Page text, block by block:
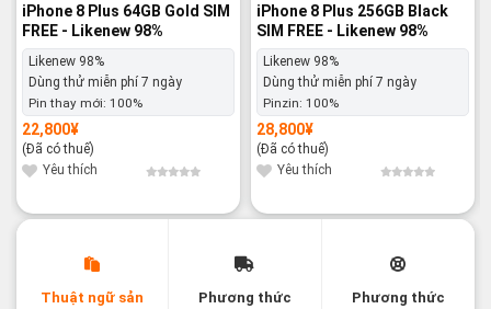
iPhone 8 Plus 64GB Gold SIM
FREE - Likenew 98%
Likenew 98%
Dùng thử miễn phí 7 ngày
Pin thay mới: 100%
22,800¥
(Đã có thuế)
Yêu thích
iPhone 8 Plus 256GB Black
SIM FREE - Likenew 98%
Likenew 98%
Dùng thử miễn phí 7 ngày
Pinzin: 100%
28,800¥
(Đã có thuế)
Yêu thích
Thuật ngữ sản
Phương thức
Phương thức